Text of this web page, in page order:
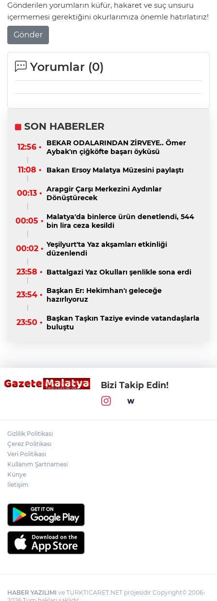
Gönderilen yorumların küfür, hakaret ve suç unsuru
içermemesi gerektiğini okurlarımıza önemle hatırlatırız!
Gönder
Yorumlar (0)
SON HABERLER
12:56 •
BEKAR ODALARINDAN ZİRVEYE.. Ömer
Aybak'ın çiğköfte başarı öyküsü
11:08 • Bakan Ersoy Malatya Müzesini paylaştı
00:13 • Arapgir Çarşı Merkezini Aydınlar
Dönüştürecek
00:05 • Malatya'da binlerce ürün denetlendi, 544
bin lira ceza kesildi
00:02 • Yeşilyurt'ta Yaz akşamları etkinliği
düzenlendi
23:58 • Battalgazi Yaz Okulları şenlikle sona erdi
23:54 • Başkan Er: Hekimhan'ı geleceğe
hazırlıyoruz
23:50 • Başkan Taşkın Taziye evinde vatandaşlarla
buluştu
Bizi Takip Edin!
Gizlilik Politikası
Çerez Politikası
Veri Politikası
Kullanım Şartnamesi
Künye
İletişim
HABER YAZILIMI ve TURKTICARET.NET projesidir Copyright© 2006-